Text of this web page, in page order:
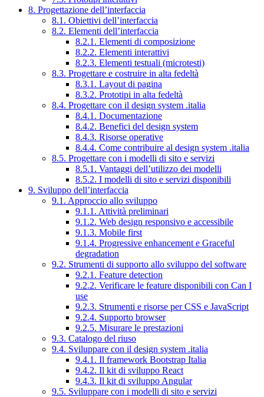
8. Progettazione dell’interfaccia
8.1. Obiettivi dell’interfaccia
8.2. Elementi dell’interfaccia
8.2.1. Elementi di composizione
8.2.2. Elementi interattivi
8.2.3. Elementi testuali (microtesti)
8.3. Progettare e costruire in alta fedeltà
8.3.1. Layout di pagina
8.3.2. Prototipi in alta fedeltà
8.4. Progettare con il design system .italia
8.4.1. Documentazione
8.4.2. Benefici del design system
8.4.3. Risorse operative
8.4.4. Come contribuire al design system .italia
8.5. Progettare con i modelli di sito e servizi
8.5.1. Vantaggi dell’utilizzo dei modelli
8.5.2. I modelli di sito e servizi disponibili
9. Sviluppo dell’interfaccia
9.1. Approccio allo sviluppo
9.1.1. Attività preliminari
9.1.2. Web design responsivo e accessibile
9.1.3. Mobile first
9.1.4. Progressive enhancement e Graceful
degradation
9.2. Strumenti di supporto allo sviluppo del software
9.2.1. Feature detection
9.2.2. Verificare le feature disponibili con Can I
use
9.2.3. Strumenti e risorse per CSS e JavaScript
9.2.4. Supporto browser
9.2.5. Misurare le prestazioni
9.3. Catalogo del riuso
9.4. Sviluppare con il design system .italia
9.4.1. Il framework Bootstrap Italia
9.4.2. Il kit di sviluppo React
9.4.3. Il kit di sviluppo Angular
9.5. Sviluppare con i modelli di sito e servizi